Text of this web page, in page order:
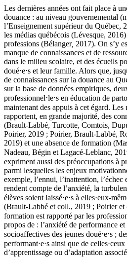
Les dernières années ont fait place à
douance : au niveau gouvernemental
l’Enseignement supérieur du Québec,
les médias québécois (Lévesque,
professions (Bélanger, 2017). On s’y
manque de connaissances et de
dans le milieu scolaire, et des écueils
doué⋅e⋅s et leur famille. Alors que,
de connaissances sur la douance au
sur la base de données empiriques,
professionnel⋅le⋅s en éducation de
maintenant des appuis à cet égard. Les
rapportent, en grande majorité, des
(Brault-Labbé, Turcotte, Comtois,
Poirier, 2019 ; Poirier, Brault-Labbé,
2019) et une absence de formation
Nadeau, Bégin et Lagacé-Leblanc,
expriment aussi des préoccupations à
parmi lesquelles les enjeux
exemple, l’ennui, l’inattention, l’échec
rendent compte de l’anxiété, la
élèves soient laissé⋅e⋅s à elles⋅eux-
(Brault-Labbé et coll., 2019 ; Poirier
formation est rapporté par les
propos de : l’anxiété de performance
socioaffectives des jeunes doué⋅e⋅s ;
performant⋅e⋅s ainsi que de
d’apprentissage ou d’adaptation